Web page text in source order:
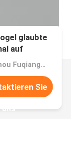
glaubte
auf
Preis：Fuzhou Fuqiang Precision Co.,Ltd.
Sie
uns